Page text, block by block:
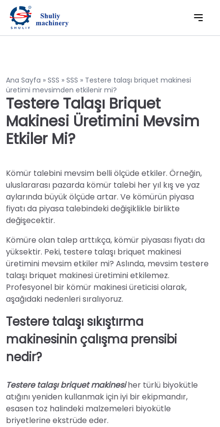
Ana Sayfa » SSS » SSS » Testere talaşı briquet makinesi
üretimi mevsimden etkilenir mi?
Testere Talaşı Briquet
Makinesi Üretimini Mevsim
Etkiler Mi?
Kömür talebini mevsim belli ölçüde etkiler. Örneğin,
uluslararası pazarda kömür talebi her yıl kış ve yaz
aylarında büyük ölçüde artar. Ve kömürün piyasa
fiyatı da piyasa talebindeki değişiklikle birlikte
değişecektir.
Kömüre olan talep arttıkça, kömür piyasası fiyatı da
yüksektir. Peki, testere talaşı briquet makinesi
üretimini mevsim etkiler mi? Aslında, mevsim testere
talaşı briquet makinesi üretimini etkilemez.
Profesyonel bir kömür makinesi üreticisi olarak,
aşağıdaki nedenleri sıralıyoruz.
Testere talaşı sıkıştırma
makinesinin çalışma prensibi
nedir?
Testere talaşı briquet makinesiher türlü biyokütle
atığını yeniden kullanmak için iyi bir ekipmandır,
esasen toz halindeki malzemeleri biyokütle
briyetlerine ekstrüde eder.